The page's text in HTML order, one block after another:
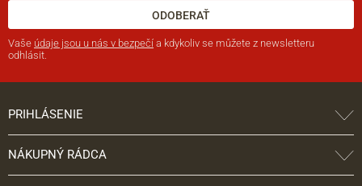
ODOBERAŤ
Vaše údaje jsou u nás v bezpečí a kdykoliv se můžete z newsletteru
odhlásit.
PRIHLÁSENIE
NÁKUPNÝ RÁDCA